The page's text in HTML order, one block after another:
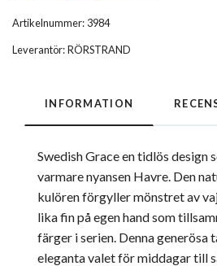
Artikelnummer: 3984
Leverantör:RÖRSTRAND
INFORMATION
Swedish Grace en tidlös design
varmare nyansen Havre. Den
kulören förgyller mönstret av
lika fin på egen hand som
färger i serien. Denna generösa
eleganta valet för middagar till